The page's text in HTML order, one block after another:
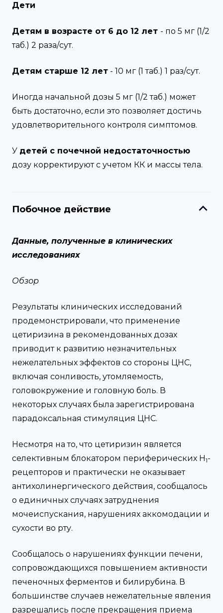
Дети
Детям в возрасте от 6 до 12 лет - по 5 мг (1/2
таб.) 2 раза/сут.
Детям старше 12 лет - 10 мг (1 таб.) 1 раз/сут.
Иногда начальной дозы 5 мг (1/2 таб.) может
быть достаточно, если это позволяет достичь
удовлетворительного контроля симптомов.
У детей с почечной недостаточностью
дозу корректируют с учетом КК и массы тела.
Побочное действие
Данные, полученные в клинических
исследованиях
Обзор
Результаты клинических исследований
продемонстрировали, что применение
цетиризина в рекомендованных дозах
приводит к развитию незначительных
нежелательных эффектов со стороны ЦНС,
включая сонливость, утомляемость,
головокружение и головную боль. В
некоторых случаях была зарегистрирована
парадоксальная стимуляция ЦНС.
Несмотря на то, что цетиризин является
селективным блокатором периферических Н1-
рецепторов и практически не оказывает
антихолинергического действия, сообщалось
о единичных случаях затруднения
мочеиспускания, нарушениях аккомодации и
сухости во рту.
Сообщалось о нарушениях функции печени,
сопровождающихся повышением активности
печеночных ферментов и билирубина. В
большинстве случаев нежелательные явления
разрешались после прекращения приема